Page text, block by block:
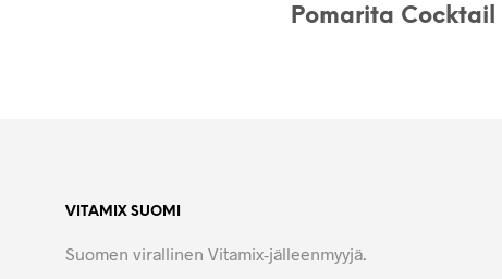
Pomarita Cocktail
VITAMIX SUOMI
Suomen virallinen Vitamix-jälleenmyyjä.